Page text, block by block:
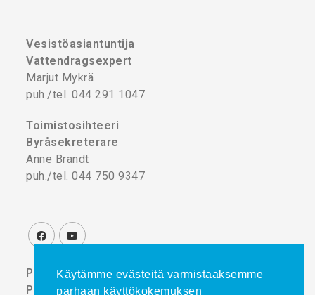
Vesistöasiantuntija
Vattendragsexpert
Marjut Mykrä
puh./tel. 044 291 1047
Toimistosihteeri
Byråsekreterare
Anne Brandt
puh./tel. 044 750 9347
Projektikoordinaattori
Projektkoordinator
Käytämme evästeitä varmistaaksemme
parhaan käyttökokemuksen